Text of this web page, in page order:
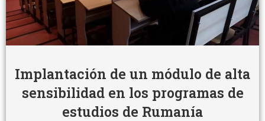
Implantación de un módulo de alta
sensibilidad en los programas de
estudios de Rumanía